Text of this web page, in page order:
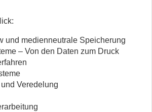
und medienneutrale Speicherung
– Von den Daten zum Druck
Veredelung